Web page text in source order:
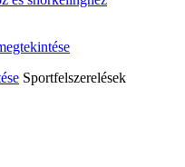
Sportfelszerelések